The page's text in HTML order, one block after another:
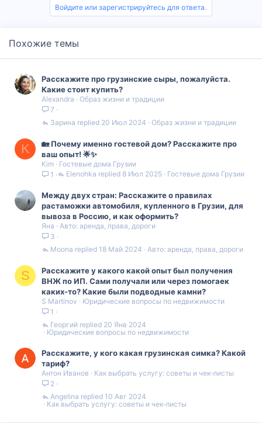
Войдите или зарегистрируйтесь для ответа.
Похожие темы
Расскажите про грузинские сыры, пожалуйста.
Какие стоит купить?
Alexandra
Образ жизни и традиции
7
Образ жизни и традиции
20 Июл 2024
Зарина
K
🏡 Почему именно гостевой дом? Расскажите про
ваш опыт! 🌟✨
Kim
Гостевые дома Грузии
1
Гостевые дома Грузии
8 Июл 2025
Elenohka
Между двух стран: Расскажите о правилах
растаможки автомобиля, купленного в Грузии, для
вывоза в Россию, и как оформить?
Яна
Авто: аренда, права, дороги
3
Авто: аренда, права, дороги
18 Май 2024
Moona
S
Расскажите у какого какой опыт был получения
ВНЖ по ИП. Сами получали или через помогаек
каких-то? Какие были подводные камни?
S Martinov
Юридические вопросы по недвижимости
1
Юридические вопросы по недвижимости
20 Янв 2024
Георгий
Расскажите, у кого какая грузинская симка? Какой
тариф?
Антон Иванов
Как выбрать услугу: советы и чек‑листы
2
Как выбрать услугу: советы и чек‑листы
10 Авг 2024
Angelina